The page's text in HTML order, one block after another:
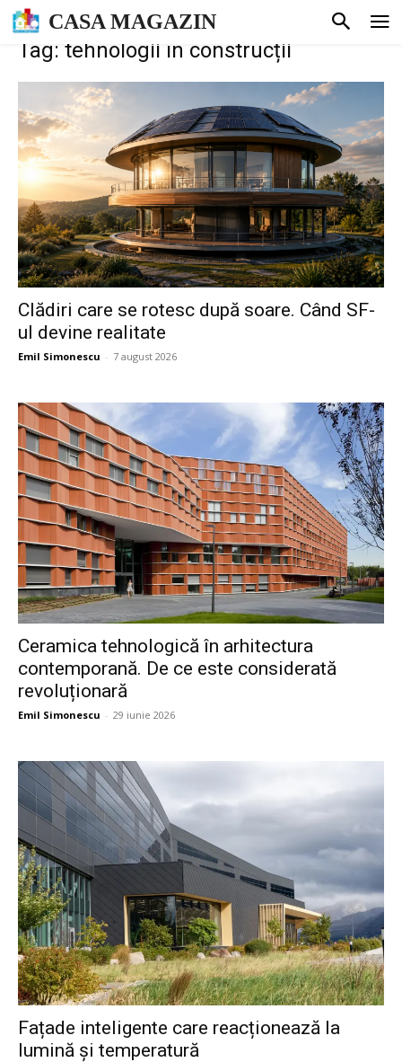
CASA MAGAZIN
Tag: tehnologii în construcții
Clădiri care se rotesc după soare. Când SF-
ul devine realitate
Emil Simonescu - 7 august 2026
Ceramica tehnologică în arhitectura
contemporană. De ce este considerată
revoluționară
Emil Simonescu - 29 iunie 2026
Fațade inteligente care reacționează la
lumină și temperatură